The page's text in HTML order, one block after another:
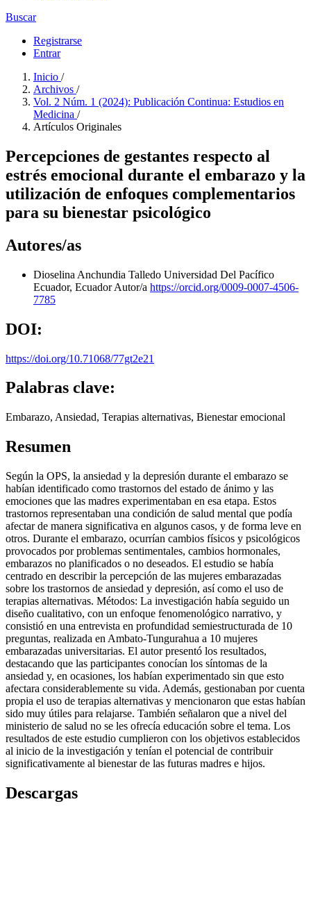
Buscar
Registrarse
Entrar
Inicio /
Archivos /
Vol. 2 Núm. 1 (2024): Publicación Continua: Estudios en
Medicina /
Artículos Originales
Percepciones de gestantes respecto al
estrés emocional durante el embarazo y la
utilización de enfoques complementarios
para su bienestar psicológico
Autores/as
Dioselina Anchundia Talledo Universidad Del Pacífico
Ecuador, EcuadorAutor/a https://orcid.org/0009-0007-4506-
7785
DOI:
https://doi.org/10.71068/77gt2e21
Palabras clave:
Embarazo, Ansiedad, Terapias alternativas, Bienestar emocional
Resumen
Según la OPS, la ansiedad y la depresión durante el embarazo se
habían identificado como trastornos del estado de ánimo y las
emociones que las madres experimentaban en esa etapa. Estos
trastornos representaban una condición de salud mental que podía
afectar de manera significativa en algunos casos, y de forma leve en
otros. Durante el embarazo, ocurrían cambios físicos y psicológicos
provocados por problemas sentimentales, cambios hormonales,
embarazos no planificados o no deseados. El estudio se había
centrado en describir la percepción de las mujeres embarazadas
sobre los trastornos de ansiedad y depresión, así como el uso de
terapias alternativas. Métodos: La investigación había seguido un
diseño cualitativo, con un enfoque fenomenológico narrativo, y
consistió en una entrevista en profundidad semiestructurada de 10
preguntas, realizada en Ambato-Tungurahua a 10 mujeres
embarazadas universitarias. El autor presentó los resultados,
destacando que las participantes conocían los síntomas de la
ansiedad y, en ocasiones, los habían experimentado sin que esto
afectara considerablemente su vida. Además, gestionaban por cuenta
propia el uso de terapias alternativas y mencionaron que estas habían
sido muy útiles para relajarse. También señalaron que a nivel del
ministerio de salud no se les ofrecía educación sobre el tema. Los
resultados de este estudio cumplieron con los objetivos establecidos
al inicio de la investigación y tenían el potencial de contribuir
significativamente al bienestar de las futuras madres e hijos.
Descargas